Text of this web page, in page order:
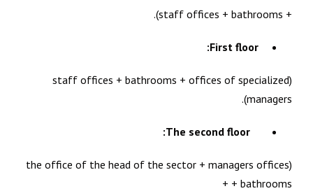
+ staff offices + bathrooms).
(staff offices + bathrooms + offices of specialized
managers).
(the office of the head of the sector + managers offices
+ bathrooms +